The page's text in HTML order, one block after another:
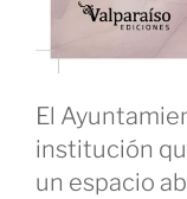
El
institución
un espacio